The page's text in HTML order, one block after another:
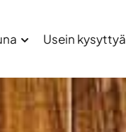
Usein kysyttyä